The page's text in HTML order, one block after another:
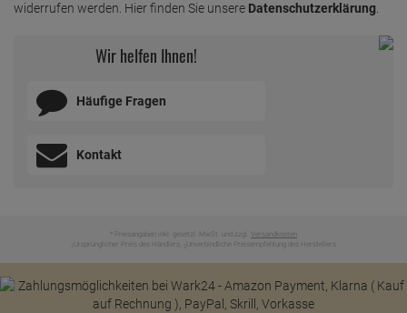
widerrufen werden. Hier finden Sie unsere Datenschutzerklärung
Wir helfen Ihnen!
Häufige Fragen
Kontakt
* Preisangaben inkl. gesetzl. MwSt. und zzgl. Versandkosten
Ursprünglicher Preis des Händlers, Unverbindliche Preisempfehlung des Herstellers